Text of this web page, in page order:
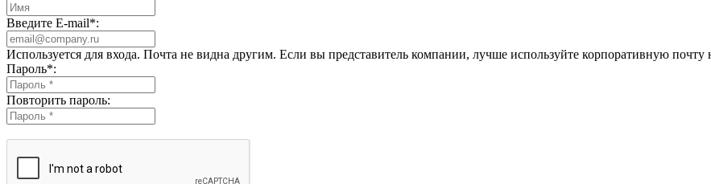
Введите E-mail*:
Используется для входа. Почта не видна другим. Если вы представитель компании, лучше используйте корпоративную почту
Пароль*:
Повторить пароль: